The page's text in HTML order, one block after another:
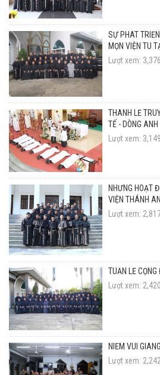
SỰ PHÁT
MỌN VIỆN TU
Lượt xem: 3,376
THÁNH LỄ
TẾ - DÒNG ANH
Lượt xem: 3,149
NHỮNG HOẠT
VIỆN THÁNH
Lượt xem:
TUẦN LỄ
Lượt xem: 2,420
NIỀM VUI
Lượt xem: 2,242